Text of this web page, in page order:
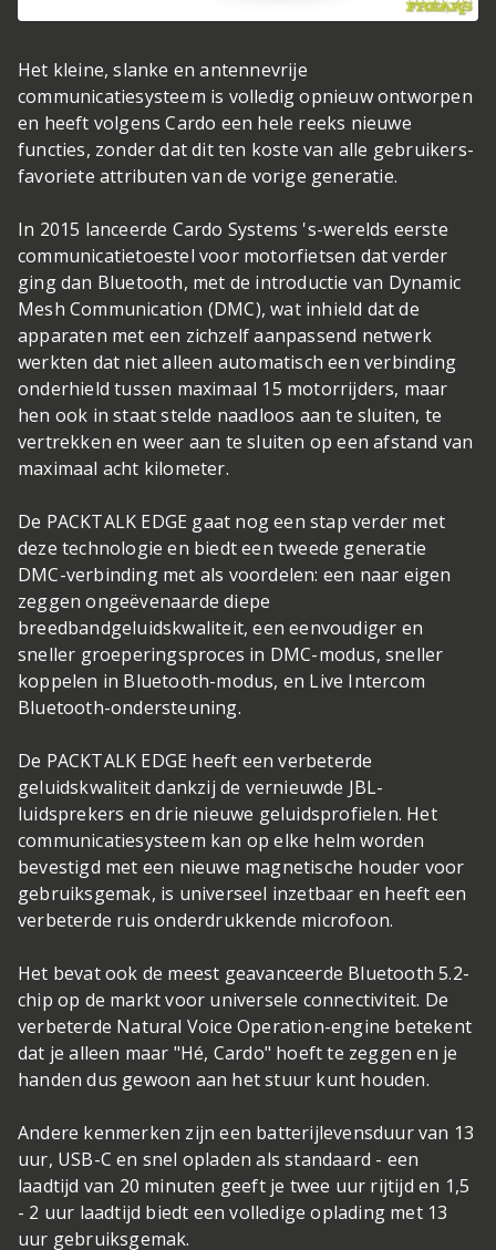
Het kleine, slanke en antennevrije
communicatiesysteem is volledig opnieuw ontworpen
en heeft volgens Cardo een hele reeks nieuwe
functies, zonder dat dit ten koste van alle gebruikers-
favoriete attributen van de vorige generatie.
In 2015 lanceerde Cardo Systems 's-werelds eerste
communicatietoestel voor motorfietsen dat verder
ging dan Bluetooth, met de introductie van Dynamic
Mesh Communication (DMC), wat inhield dat de
apparaten met een zichzelf aanpassend netwerk
werkten dat niet alleen automatisch een verbinding
onderhield tussen maximaal 15 motorrijders, maar
hen ook in staat stelde naadloos aan te sluiten, te
vertrekken en weer aan te sluiten op een afstand van
maximaal acht kilometer.
De PACKTALK EDGE gaat nog een stap verder met
deze technologie en biedt een tweede generatie
DMC-verbinding met als voordelen: een naar eigen
zeggen ongeëvenaarde diepe
breedbandgeluidskwaliteit, een eenvoudiger en
sneller groeperingsproces in DMC-modus, sneller
koppelen in Bluetooth-modus, en Live Intercom
Bluetooth-ondersteuning.
De PACKTALK EDGE heeft een verbeterde
geluidskwaliteit dankzij de vernieuwde JBL-
luidsprekers en drie nieuwe geluidsprofielen. Het
communicatiesysteem kan op elke helm worden
bevestigd met een nieuwe magnetische houder voor
gebruiksgemak, is universeel inzetbaar en heeft een
verbeterde ruis onderdrukkende microfoon.
Het bevat ook de meest geavanceerde Bluetooth 5.2-
chip op de markt voor universele connectiviteit. De
verbeterde Natural Voice Operation-engine betekent
dat je alleen maar "Hé, Cardo" hoeft te zeggen en je
handen dus gewoon aan het stuur kunt houden.
Andere kenmerken zijn een batterijlevensduur van 13
uur, USB-C en snel opladen als standaard - een
laadtijd van 20 minuten geeft je twee uur rijtijd en 1,5
- 2 uur laadtijd biedt een volledige oplading met 13
uur gebruiksgemak.